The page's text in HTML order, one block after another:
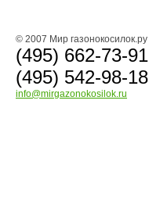
© 2007 Мир газонокосилок.ру
(495) 662-73-91
(495) 542-98-18
info@mirgazonokosilok.ru